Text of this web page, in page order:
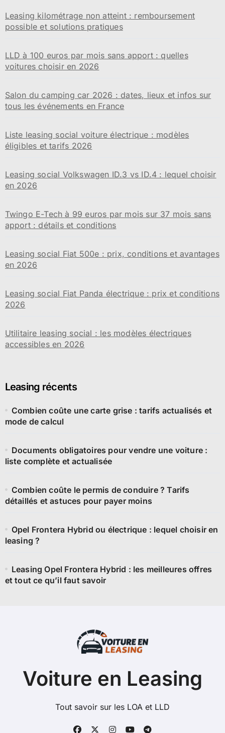
Leasing kilométrage non atteint : remboursement
possible et solutions pratiques
LLD à 100 euros par mois sans apport : quelles
voitures choisir en 2026
Salon du camping car 2026 : dates, lieux et infos sur
tous les événements en France
Liste leasing social voiture électrique : modèles
éligibles et tarifs 2026
Leasing social Volkswagen ID.3 vs ID.4 : lequel choisir
en 2026
Twingo E-Tech à 99 euros par mois sur 37 mois sans
apport : détails et conditions
Leasing social Fiat 500e : prix, conditions et avantages
en 2026
Leasing social Fiat Panda électrique : prix et conditions
2026
Utilitaire leasing social : les modèles électriques
accessibles en 2026
Leasing récents
Combien coûte une carte grise : tarifs actualisés et
mode de calcul
Documents obligatoires pour vendre une voiture :
liste complète et actualisée
Combien coûte le permis de conduire ? Tarifs
détaillés et astuces pour payer moins
Opel Frontera Hybrid ou électrique : lequel choisir en
leasing ?
Leasing Opel Frontera Hybrid : les meilleures offres
et tout ce qu’il faut savoir
Voiture en Leasing
Tout savoir sur les LOA et LLD